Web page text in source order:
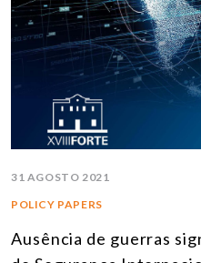
31 AGOSTO 2021
POLICY PAPERS
Ausência de guerras